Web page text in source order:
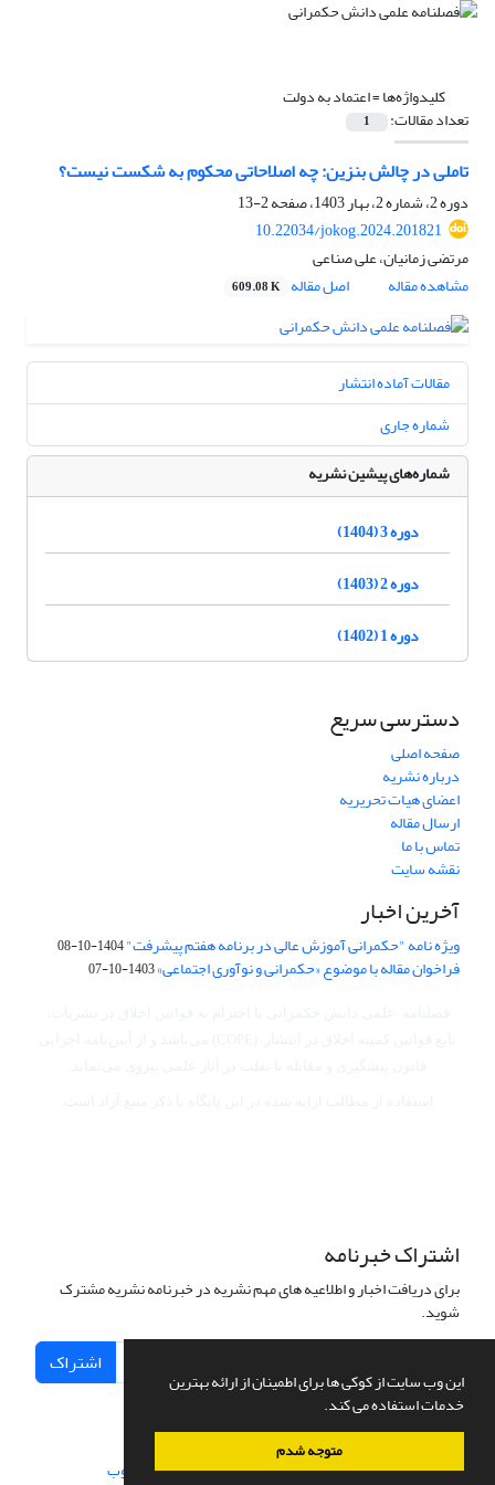
این وب سایت از کوکی ها برای اطمینان از ارائه بهترین
خدمات استفاده می کند.
متوجه شدم
کلیدواژه‌ها =اعتماد به دولت
تعداد مقالات: 1
تاملی در چالش بنزین: چه اصلاحاتی محکوم به شکست نیست؟
دوره 2، شماره 2، بهار 1403، صفحه
2-13
10.22034/jokog.2024.201821
مرتضی زمانیان، علی صناعی
مشاهده مقاله
اصل مقاله 609.08 K
مقالات آماده انتشار
شماره جاری
شماره‌های پیشین نشریه
دوره 3 (1404)
دوره 2 (1403)
دوره 1 (1402)
دسترسی سریع
صفحه اصلی
درباره نشریه
اعضای هیات تحریریه
ارسال مقاله
تماس با ما
نقشه سایت
آخرین اخبار
ویژه نامه "حکمرانی آموزش عالی در برنامه هفتم پیشرفت"1404-10-08
فراخوان مقاله با موضوع «حکمرانی و نوآوری اجتماعی»1403-10-07
اشتراک خبرنامه
برای دریافت اخبار و اطلاعیه های مهم نشریه در خبرنامه نشریه مشترک
شوید.
اشتراک
سامانه مدیریت نشریات علمی.طراحی و پیاده سازی از سیناوب